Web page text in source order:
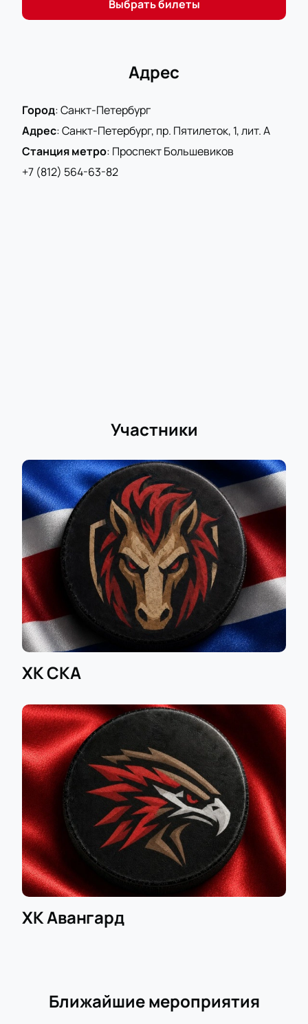
Выбрать билеты
Адрес
Город:Санкт-Петербург
Адрес:Санкт-Петербург, пр. Пятилеток, 1, лит. А
Станция метро: Проспект Большевиков
+7 (812) 564-63-82
Участники
ХК СКА
ХК Авангард
Ближайшие мероприятия